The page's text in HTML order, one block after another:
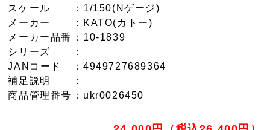
スケール
：1/150(Nゲージ)
メーカー
：KATO(カトー)
メーカー品番
：10-1839
シリーズ
：
JANコード
：4949727689364
補足説明
：
商品管理番号 ：ukr0026450